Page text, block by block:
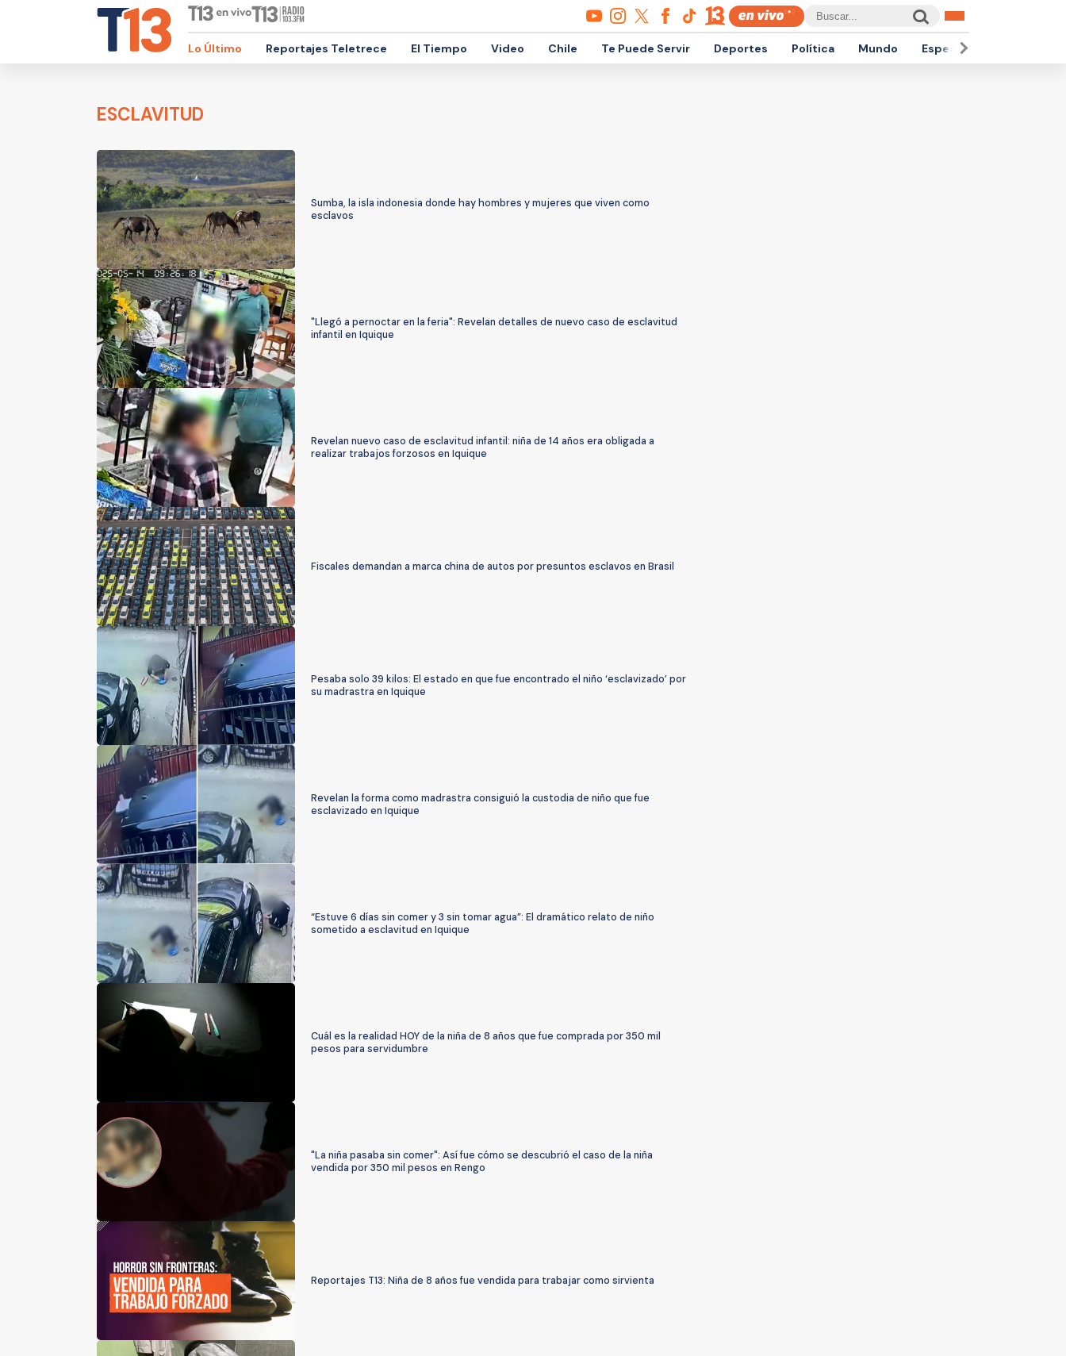
Lo Último Reportajes Teletrece El Tiempo Video Chile Te Puede Servir Deportes Política Mundo Espectáculos
ESCLAVITUD
Sumba, la isla indonesia donde hay hombres y mujeres que viven como
esclavos
"Llegó a pernoctar en la feria": Revelan detalles de nuevo caso de esclavitud
infantil en Iquique
Revelan nuevo caso de esclavitud infantil: niña de 14 años era obligada a
realizar trabajos forzosos en Iquique
Fiscales demandan a marca china de autos por presuntos esclavos en Brasil
Pesaba solo 39 kilos: El estado en que fue encontrado el niño ‘esclavizado’ por
su madrastra en Iquique
Revelan la forma como madrastra consiguió la custodia de niño que fue
esclavizado en Iquique
“Estuve 6 días sin comer y 3 sin tomar agua”: El dramático relato de niño
sometido a esclavitud en Iquique
Cuál es la realidad HOY de la niña de 8 años que fue comprada por 350 mil
pesos para servidumbre
"La niña pasaba sin comer": Así fue cómo se descubrió el caso de la niña
vendida por 350 mil pesos en Rengo
Reportajes T13: Niña de 8 años fue vendida para trabajar como sirvienta